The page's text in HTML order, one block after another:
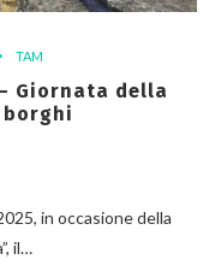
TAM
Giornata della
borghi
in occasione della
il…